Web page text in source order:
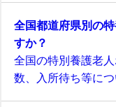
全国都道府県別の
すか？
全国の特別養護老
数、入所待ち等につ